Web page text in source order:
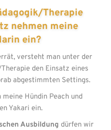
Therapie
nehmen meine
ein?
versteht man unter der
den Einsatz eines
abgestimmten Settings.
Hündin Peach und
Yakari ein.
Ausbildung dürfen wir